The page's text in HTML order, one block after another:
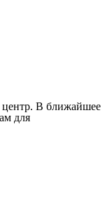
В ближайшее
для